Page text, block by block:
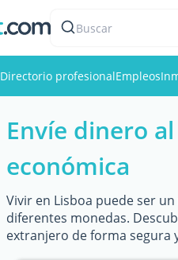
Buscar
Directorio profesionalEmpleos
Envíe dinero
económica
Vivir en Lisboa puede ser
diferentes monedas.
extranjero de forma segura